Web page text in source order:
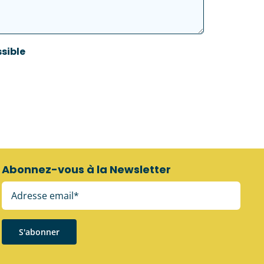
Abonnez-vous à la Newsletter
S'abonner